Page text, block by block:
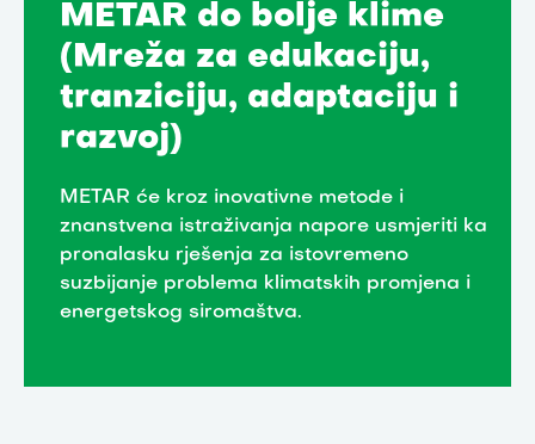
METAR do bolje klime
(Mreža za edukaciju,
tranziciju, adaptaciju i
razvoj)
METAR će kroz inovativne metode i
znanstvena istraživanja napore usmjeriti ka
pronalasku rješenja za istovremeno
suzbijanje problema klimatskih promjena i
energetskog siromaštva.